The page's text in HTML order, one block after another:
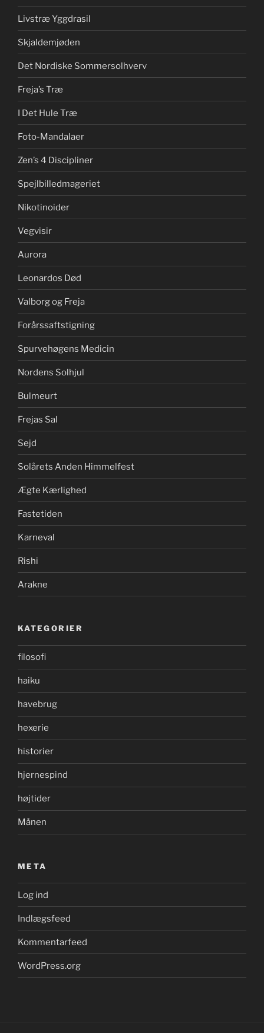
Livstræ Yggdrasil
Skjaldemjøden
Det Nordiske Sommersolhverv
Freja’s Træ
I Det Hule Træ
Foto-Mandalaer
Zen’s 4 Discipliner
Spejlbilledmageriet
Nikotinoider
Vegvisir
Aurora
Leonardos Død
Valborg og Freja
Forårssaftstigning
Spurvehøgens Medicin
Nordens Solhjul
Bulmeurt
Frejas Sal
Sejd
Solårets Anden Himmelfest
Ægte Kærlighed
Fastetiden
Karneval
Rishi
Arakne
KATEGORIER
filosofi
haiku
havebrug
hexerie
historier
hjernespind
højtider
Månen
META
Log ind
Indlægsfeed
Kommentarfeed
WordPress.org